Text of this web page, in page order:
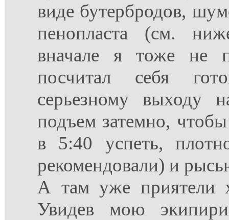
виде бутербродов,
пенопласта (см.
вначале я тоже не
посчитал себя
серьезному выходу
подъем затемно,
в 5:40 успеть,
рекомендовали) и
А там уже приятели
Увидев мою